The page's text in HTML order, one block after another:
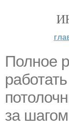
Полное
за шагом